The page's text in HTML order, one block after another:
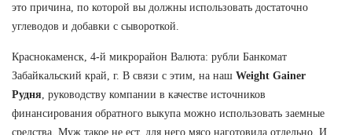
это причина, по которой вы должны использовать достаточно
углеводов и добавки с сывороткой.
Краснокаменск, 4-й микрорайон Валюта: рубли Банкомат
Забайкальский край, г. В связи с этим, на наш Weight Gainer
Рудня , руководству компании в качестве источников
финансирования обратного выкупа можно использовать заемные
средства. Муж такое не ест, для него мясо наготовила отдельно. И